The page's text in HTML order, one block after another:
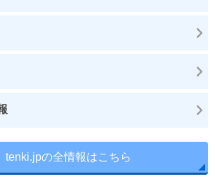
tenki.jpの全情報はこちら